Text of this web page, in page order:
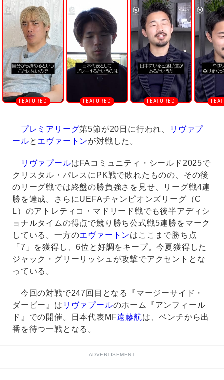
n
m
u
t
e
プレミアリーグ第5節が20日に行われ、
リヴァプ
ールと エヴァートンが対戦した。
リヴァプールはFAコミュニティ・シールド2025で
クリスタル・パレスにPK戦で敗れたものの、その後
のリーグ戦では終盤の勝負強さを見せ、リーグ戦4連
勝を達成。さらにUEFAチャンピオンズリーグ（C
L）のアトレティコ・マドリード戦でも後半アディシ
ョナルタイムの得点で競り勝ち公式戦5連勝をマーク
している。一方のエヴァートンはここまで勝ち点
「7」を獲得し、6位と好調をキープ。今夏獲得した
ジャック・グリーリッシュが攻撃でアクセントとな
っている。
今回の対戦で247回目となる『マージーサイド・
ダービー』は リヴァプールのホーム『アンフィール
ド』での開催。日本代表MF遠藤航は、ベンチから出
番を待つ一戦となる。
ADVERTISEMENT